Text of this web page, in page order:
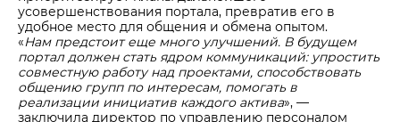
усовершенствования портала, превратив его в
удобное место для общения и обмена опытом.
«Нам предстоит еще много улучшений. В будущем
портал должен стать ядром коммуникаций: упростить
совместную работу над проектами, способствовать
общению групп по интересам, помогать в
реализации инициатив каждого актива», —
заключила директор по управлению персоналом